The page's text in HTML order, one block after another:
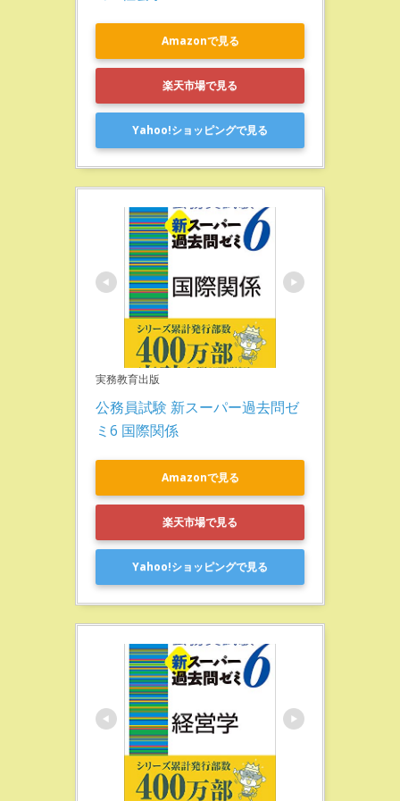
Amazonで見る
楽天市場で見る
Yahoo!ショッピングで見る
実務教育出版
公務員試験 新スーパー過去問ゼ
ミ6 国際関係
Amazonで見る
楽天市場で見る
Yahoo!ショッピングで見る